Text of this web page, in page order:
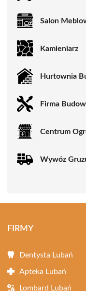
Salon
Kamieniarz
Hurtownia
Firma
Centrum
Wywóz
FIRMY
Dentysta Lubań
Apteka Lubań
Lombard Lubań